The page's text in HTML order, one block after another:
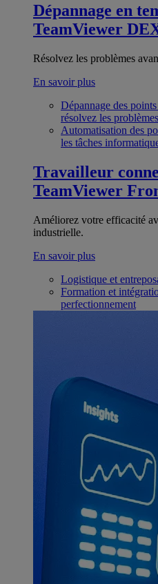
Dépannage en
TeamViewer
Résolvez les problèmes
En savoir plus
Dépannage des
résolvez les problèmes
Automatisation des
les tâches
Travailleur
TeamViewer
Améliorez votre efficacité
industrielle.
En savoir plus
Logistique et
Formation et
perfectionnement